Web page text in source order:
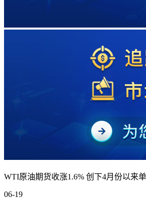
WTI原油期货收涨1.6% 创下4月份以来
06-19